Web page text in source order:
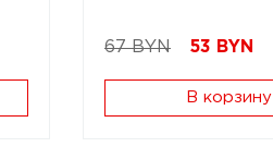
67 BYN 53 BYN
В корзину